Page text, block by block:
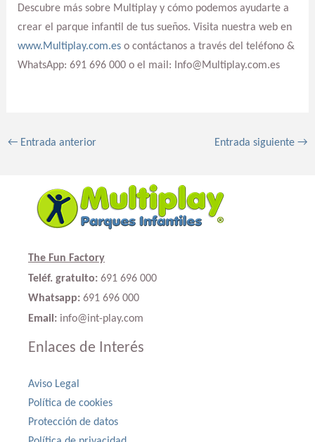
Descubre más sobre Multiplay y cómo podemos ayudarte a
crear el parque infantil de tus sueños. Visita nuestra web en
www.Multiplay.com.eso contáctanos a través del teléfono &
WhatsApp: 691 696 000 o el mail: Info@Multiplay.com.es
←Entrada anterior Entrada siguiente→
The Fun Factory
Teléf. gratuito: 691 696 000
Whatsapp: 691 696 000
Email: info@int-play.com
Enlaces de Interés
Aviso Legal
Política de cookies
Protección de datos